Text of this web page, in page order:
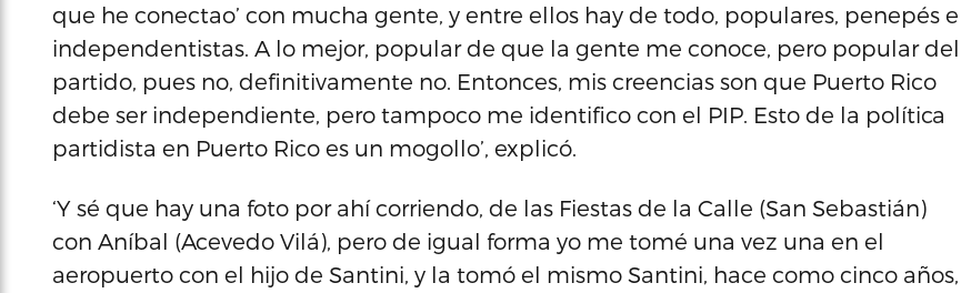
que he conectao’ con mucha gente, y entre ellos hay de todo, populares, penepés e
independentistas. A lo mejor, popular de que la gente me conoce, pero popular del
partido, pues no, definitivamente no. Entonces, mis creencias son que Puerto Rico
debe ser independiente, pero tampoco me identifico con el PIP. Esto de la política
partidista en Puerto Rico es un mogollo’, explicó.
‘Y sé que hay una foto por ahí corriendo, de las Fiestas de la Calle (San Sebastián)
con Aníbal (Acevedo Vilá), pero de igual forma yo me tomé una vez una en el
aeropuerto con el hijo de Santini, y la tomó el mismo Santini, hace como cinco años,